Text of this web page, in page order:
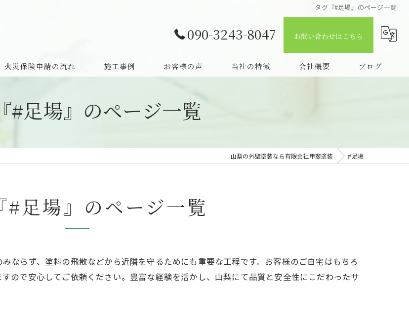
タグ『#足場』のページ一覧
090-3243-8047 お問い合わせはこちら
火災保険申請の流れ 施工事例 お客様の声 当社の特徴 会社概要 ブログ
#足場』のページ一覧
山梨の外壁塗装なら有限会社甲斐塗装 #足場
#足場』のページ一覧
ならず、塗料の飛散などから近隣を守るためにも重要な工程です。お客様のご自宅はもちろ
ので安心してご依頼ください。豊富な経験を活かし、山梨にて品質と安全性にこだわったサ